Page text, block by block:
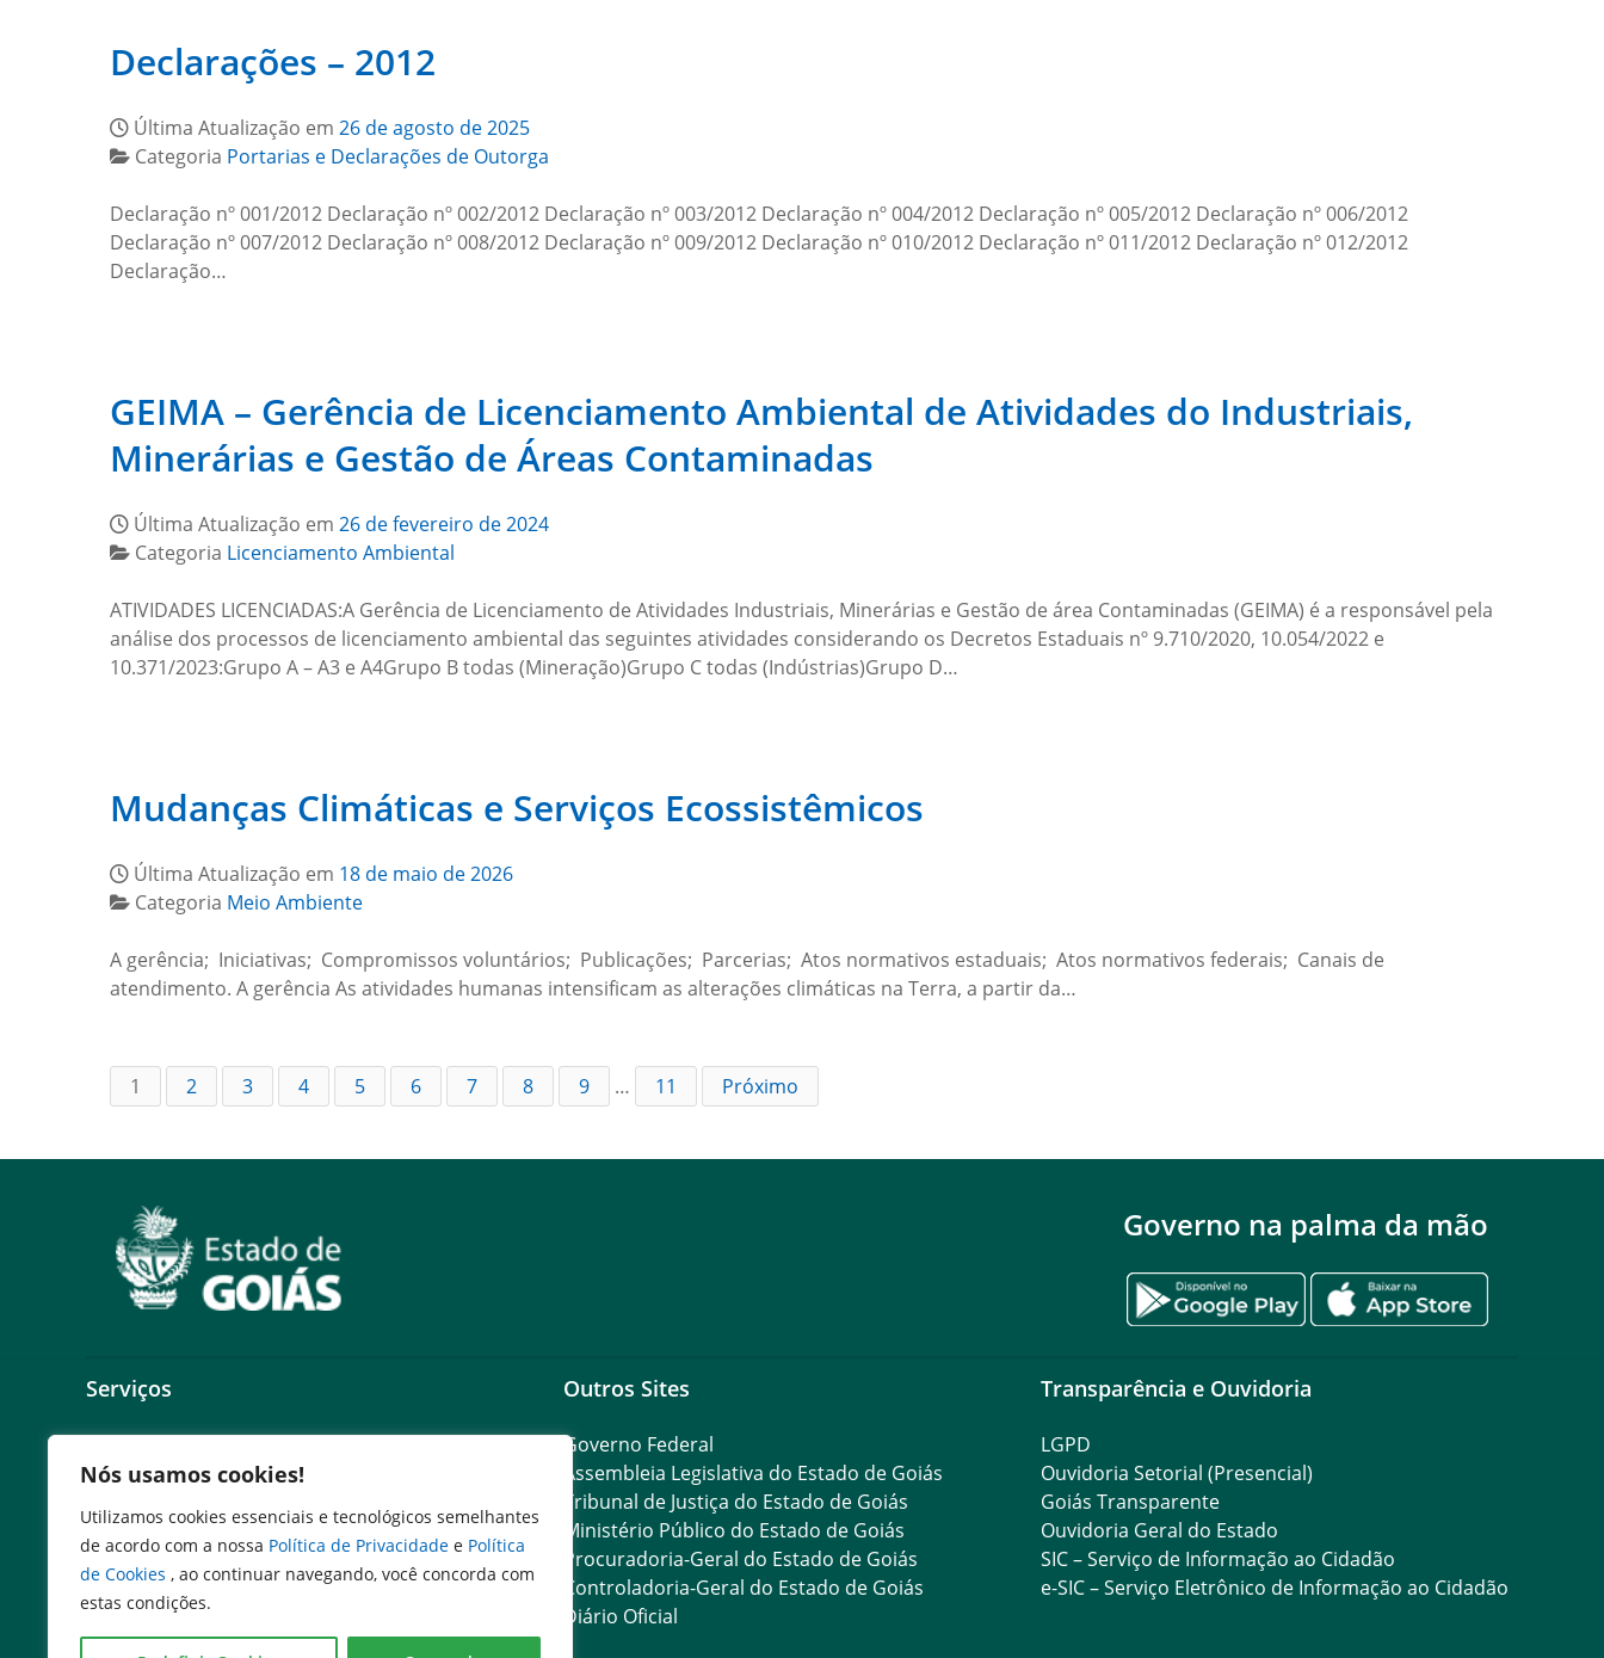
Nós usamos cookies!
Utilizamos cookies essenciais e tecnológicos semelhantes
de acordo com a nossa Política de Privacidade e Política
de Cookies , ao continuar navegando, você concorda com
estas condições.
Declarações – 2012
Última Atualização em 26 de agosto de 2025
Categoria Portarias e Declarações de Outorga
Declaração nº 001/2012 Declaração nº 002/2012 Declaração nº 003/2012 Declaração nº 004/2012 Declaração nº 005/2012 Declaração nº 006/2012
Declaração nº 007/2012 Declaração nº 008/2012 Declaração nº 009/2012 Declaração nº 010/2012 Declaração nº 011/2012 Declaração nº 012/2012
Declaração…
GEIMA – Gerência de Licenciamento Ambiental de Atividades do Industriais,
Minerárias e Gestão de Áreas Contaminadas
Última Atualização em 26 de fevereiro de 2024
Categoria Licenciamento Ambiental
ATIVIDADES LICENCIADAS:A Gerência de Licenciamento de Atividades Industriais, Minerárias e Gestão de área Contaminadas (GEIMA) é a responsável pela
análise dos processos de licenciamento ambiental das seguintes atividades considerando os Decretos Estaduais nº 9.710/2020, 10.054/2022 e
10.371/2023:Grupo A – A3 e A4Grupo B todas (Mineração)Grupo C todas (Indústrias)Grupo D…
Mudanças Climáticas e Serviços Ecossistêmicos
Última Atualização em 18 de maio de 2026
Categoria Meio Ambiente
A gerência; Iniciativas; Compromissos voluntários; Publicações; Parcerias; Atos normativos estaduais; Atos normativos federais; Canais de
atendimento. A gerência As atividades humanas intensificam as alterações climáticas na Terra, a partir da…
1 2 3 4 5 6 7 8 9 … 11 Próximo
Governo na palma da mão
Serviços
Expresso Aplicações
SEI Governadoria
Cadastro de Autoridades
Escola de Governo
Agenda de Autoridades
Outros Sites
Governo Federal
Assembleia Legislativa do Estado de Goiás
Tribunal de Justiça do Estado de Goiás
Ministério Público do Estado de Goiás
Procuradoria-Geral do Estado de Goiás
Controladoria-Geral do Estado de Goiás
Diário Oficial
Transparência e Ouvidoria
LGPD
Ouvidoria Setorial (Presencial)
Goiás Transparente
Ouvidoria Geral do Estado
SIC – Serviço de Informação ao Cidadão
e-SIC – Serviço Eletrônico de Informação ao Cidadão